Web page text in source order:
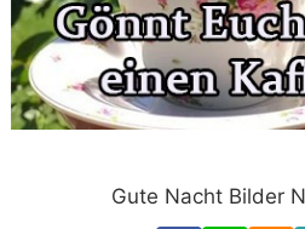
Gute Nacht Bilder